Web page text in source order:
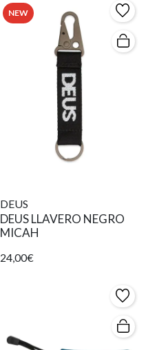
NEW
DEUS
DEUS LLAVERO NEGRO
MICAH
24,00€